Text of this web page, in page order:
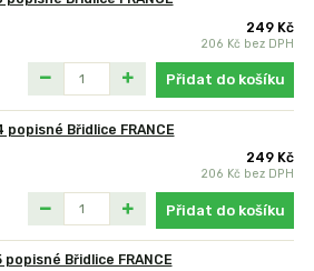
249 Kč
206 Kč bez DPH
Přidat do košíku
popisné Břidlice FRANCE
249 Kč
206 Kč bez DPH
Přidat do košíku
popisné Břidlice FRANCE